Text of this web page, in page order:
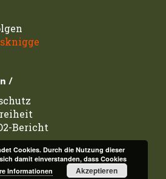
/
Bericht
Cookies. Durch die Nutzung dieser
damit einverstanden, dass Cookies
Informationen Akzeptieren